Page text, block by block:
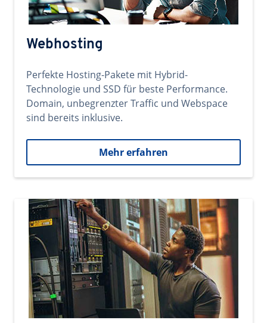
Webhosting
Perfekte Hosting-Pakete mit Hybrid-
Technologie und SSD für beste Performance.
Domain, unbegrenzter Traffic und Webspace
sind bereits inklusive.
Mehr erfahren